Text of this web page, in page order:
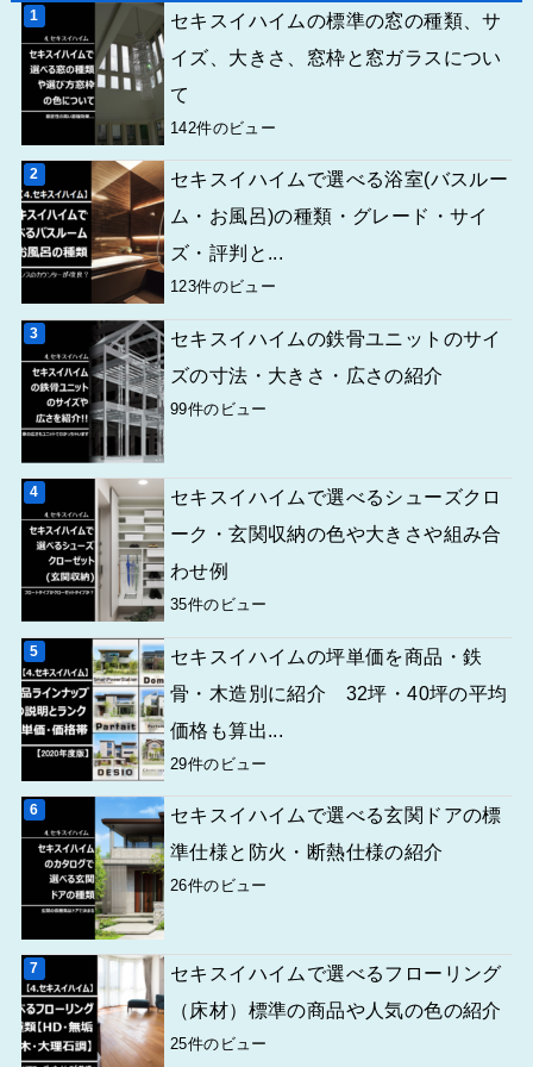
セキスイハイムの標準の窓の種類、サ
イズ、大きさ、窓枠と窓ガラスについ
て
142件のビュー
セキスイハイムで選べる浴室(バスルー
ム・お風呂)の種類・グレード・サイ
ズ・評判と...
123件のビュー
セキスイハイムの鉄骨ユニットのサイ
ズの寸法・大きさ・広さの紹介
99件のビュー
セキスイハイムで選べるシューズクロ
ーク・玄関収納の色や大きさや組み合
わせ例
35件のビュー
セキスイハイムの坪単価を商品・鉄
骨・木造別に紹介 32坪・40坪の平均
価格も算出...
29件のビュー
セキスイハイムで選べる玄関ドアの標
準仕様と防火・断熱仕様の紹介
26件のビュー
セキスイハイムで選べるフローリング
（床材）標準の商品や人気の色の紹介
25件のビュー